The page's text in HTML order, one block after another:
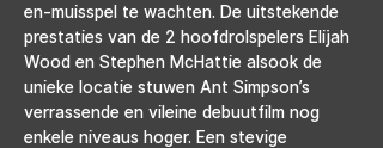
en-muisspel te wachten. De uitstekende
prestaties van de 2 hoofdrolspelers Elijah
Wood en Stephen McHattie alsook de
unieke locatie stuwen Ant Simpson’s
verrassende en vileine debuutfilm nog
enkele niveaus hoger. Een stevige